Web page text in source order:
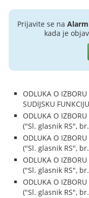
Prijavite se na
kada je
ODLUKA O IZBORU
SUDIJSKU
ODLUKA O
("Sl. glasnik RS",
ODLUKA O
("Sl. glasnik RS",
ODLUKA O
("Sl. glasnik RS",
ODLUKA O
("Sl. glasnik RS",